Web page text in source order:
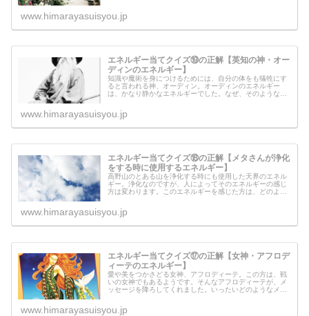
www.himarayasuisyou.jp
エネルギー当てクイズ⑲の正解【英知の神・オー
ディンのエネルギー】
知識や魔術を身につけるためには、自分の体をも犠牲にす
ると言われる神、オーディン。オーディンのエネルギー
は、かなり静かなエネルギーでした。なぜ、そのようなエ
www.himarayasuisyou.jp
エネルギー当てクイズ⑱の正解【メタさんが浄化
をする時に使用するエネルギー】
高野山のとある山を浄化する時にも使用した天界のエネル
ギー。浄化なのですが、人によってそのエネルギーの感じ
方は変わります。このエネルギーを感じた方は、どのよう
www.himarayasuisyou.jp
エネルギー当てクイズ⑰の正解【女神・アフロデ
ィーテのエネルギー】
愛や美をつかさどる女神、アフロディーテ。この方は、戦
いの女神でもあるようです。そんなアフロディーテが、メ
ッセージを降ろしてくれました。いったいどのようなメッ
www.himarayasuisyou.jp